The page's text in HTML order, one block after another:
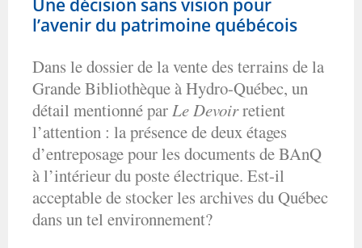
Une décision sans vision pour
l’avenir du patrimoine québécois
Dans le dossier de la vente des terrains de la
Grande Bibliothèque à Hydro-Québec, un
détail mentionné parLe Devoirretient
l’attention : la présence de deux étages
d’entreposage pour les documents de BAnQ
à l’intérieur du poste électrique. Est-il
acceptable de stocker les archives du Québec
dans un tel environnement?